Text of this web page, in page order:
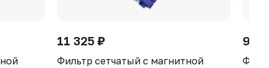
11 325 ₽
Фильтр сетчатый с магнитной
9